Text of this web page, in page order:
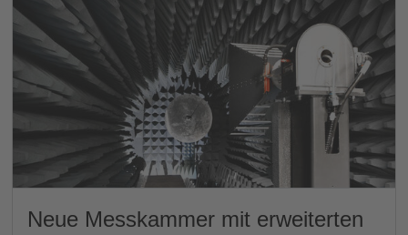
Neue Messkammer mit erweiterten